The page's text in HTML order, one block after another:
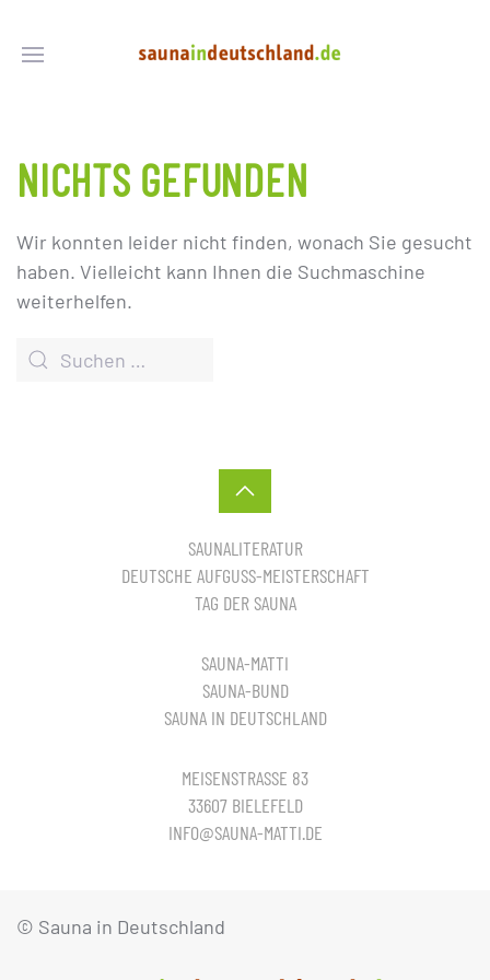
NICHTS GEFUNDEN
Wir konnten leider nicht finden, wonach Sie gesucht
haben. Vielleicht kann Ihnen die Suchmaschine
weiterhelfen.
SAUNALITERATUR
DEUTSCHE AUFGUSS-MEISTERSCHAFT
TAG DER SAUNA
SAUNA-MATTI
SAUNA-BUND
SAUNA IN DEUTSCHLAND
MEISENSTRASSE 83
33607 BIELEFELD
INFO@SAUNA-MATTI.DE
© Sauna in Deutschland